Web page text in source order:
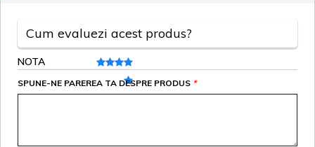
Cum evaluezi acest produs?
NOTA
*
SPUNE-NE PAREREA TA DESPRE PRODUS